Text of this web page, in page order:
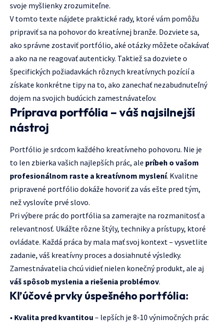
svoje myšlienky zrozumiteľne.
V tomto texte nájdete praktické rady, ktoré vám pomôžu
pripraviť sa na pohovor do kreatívnej branže. Dozviete sa,
ako správne zostaviť portfólio, aké otázky môžete očakávať
a ako na ne reagovať autenticky. Taktiež sa dozviete o
špecifických požiadavkách rôznych kreatívnych pozícií a
získate konkrétne tipy na to, ako zanechať nezabudnuteľný
dojem na svojich budúcich zamestnávateľov.
Príprava portfólia – váš najsilnejší
nástroj
Portfólio je srdcom každého kreatívneho pohovoru. Nie je
to len zbierka vašich najlepších prác, ale príbeh o vašom
profesionálnom raste a kreatívnom myslení. Kvalitne
pripravené portfólio dokáže hovoriť za vás ešte pred tým,
než vyslovíte prvé slovo.
Pri výbere prác do portfólia sa zamerajte na rozmanitosť a
relevantnosť. Ukážte rôzne štýly, techniky a prístupy, ktoré
ovládate. Každá práca by mala mať svoj kontext – vysvetlite
zadanie, váš kreatívny proces a dosiahnuté výsledky.
Zamestnávatelia chcú vidieť nielen konečný produkt, ale aj
váš spôsob myslenia a riešenia problémov.
Kľúčové prvky úspešného portfólia:
• Kvalita pred kvantitou – lepších je 8-10 výnimočných prác